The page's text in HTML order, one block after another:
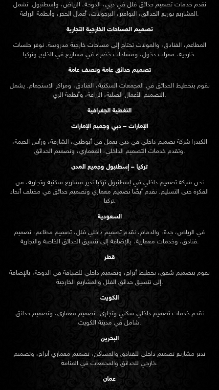
نقدم خدماتتصميم حدائق فلل في دبي، الدوحة، الرياض، وإسطنبول. تشمل
المشاريع توزيع الحدائق، النوافير، البرجولات، أعمال الحجر، وأنظمة الزراعة.
تصميم المساحات الخارجية التجارية
المطاعم، الفنادق، والمولات تحتاج إلى مساحات خارجية مدروسة. نوفر جلسات
خارجية، ممرات دخول، ومساحات خضراء في مشاريع في الخليج وتركيا.
تصميم حدائق عامة ونصف عامة
نقوم بتخطيط الحدائق في المجمعات السكنية، الفنادق، ومراكز الاستجمام. يشمل
التصميم الأعمال الصلبة، الزراعة، وأنظمة الري.
التغطية الجغرافية
الإمارات – دبي وجميع الإمارات
الكيدرا شركة تصميم داخلي في دبي تعمل في أبوظبي، الشارقة، ورأس الخيمة،
وتقدم خدمات التصميم الداخلي، المعماري، وتصميم الحدائق.
تركيا – إسطنبول وجميع المدن
نحن شركة تصميم داخلي في إسطنبول تركيا ندير مشاريع سكنية وتجارية، من
الفكرة حتى التسليم. نقدم أيضًا تصميم معماري وتصميم حدائق في مختلف أنحاء
تركيا.
السعودية
في الرياض، جدة، والدمام، نقدم تصميم داخلي فلل، تصميم مطاعم، تصميم
فنادق، وخدمات معمارية، بالإضافة إلى تنسيق الحدائق الخاصة والتجارية.
قطر
نقوم بتصميم شقق، تخطيط أبراج، وتصميم داخلي للضيافة في الدوحة، بالإضافة
إلى تنسيق حدائق الفلل والمشاريع الخارجية.
الكويت
نقدم خدمات تصميم داخلي سكني وتجاري، تصميم معماري، وتصميم حدائق
شامل في مدينة الكويت.
البحرين
ندير مشاريع تصميم داخلي للفنادق والمساكن، تصميم معماري أبراج، وتصميم
خارجي للحدائق والمجمعات في المنامة.
عمان